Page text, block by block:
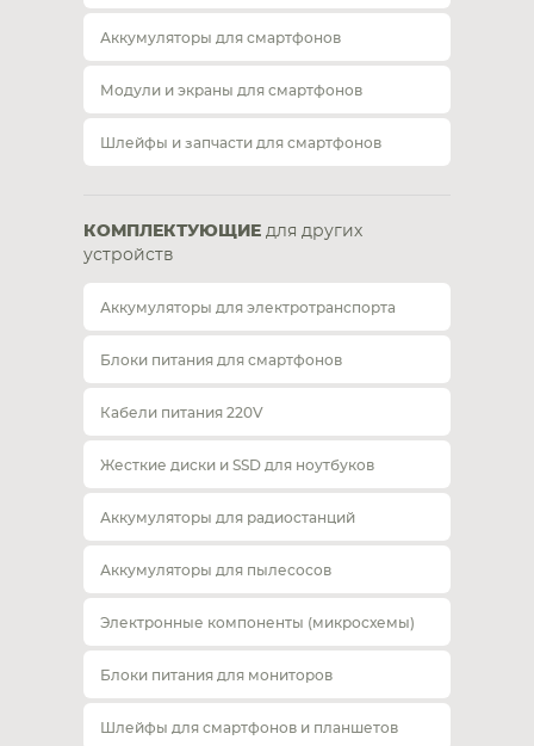
Аккумуляторы для смартфонов
Модули и экраны для смартфонов
Шлейфы и запчасти для смартфонов
КОМПЛЕКТУЮЩИЕ для других
устройств
Аккумуляторы для электротранспорта
Блоки питания для смартфонов
Кабели питания 220V
Жесткие диски и SSD для ноутбуков
Аккумуляторы для радиостанций
Аккумуляторы для пылесосов
Электронные компоненты (микросхемы)
Блоки питания для мониторов
Шлейфы для смартфонов и планшетов